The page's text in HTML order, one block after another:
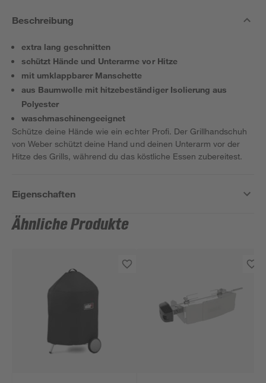
Beschreibung
extra lang geschnitten
schützt Hände und Unterarme vor Hitze
mit umklappbarer Manschette
aus Baumwolle mit hitzebeständiger Isolierung aus
Polyester
waschmaschinengeeignet
Schütze deine Hände wie ein echter Profi. Der Grillhandschuh
von Weber schützt deine Hand und deinen Unterarm vor der
Hitze des Grills, während du das köstliche Essen zubereitest.
Eigenschaften
Ähnliche Produkte